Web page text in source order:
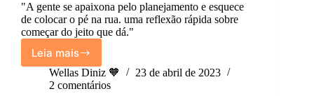
"A gente se apaixona pelo planejamento e esquece
de colocar o pé na rua. uma reflexão rápida sobre
começar do jeito que dá."
Leia mais
Sonhos
sem
atitude
Wellas Diniz 🧡
23 de abril de 2023
2 comentários